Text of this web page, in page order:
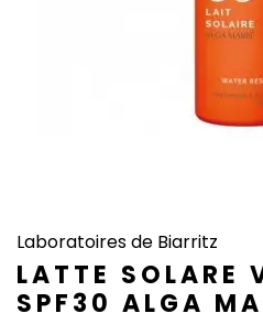
Laboratoires de Biarritz
LATTE SOLARE
SPF30 ALGA